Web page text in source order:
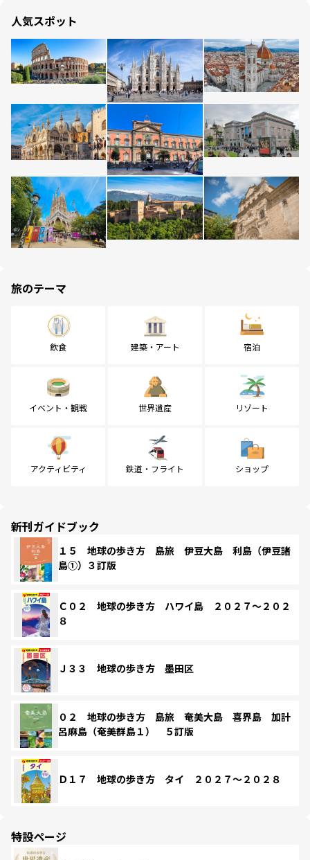
人気スポット
旅のテーマ
飲食 建築・アート 宿泊
イベント・観戦 世界遺産 リゾート
アクティビティ 鉄道・フライト ショップ
新刊ガイドブック
１５ 地球の歩き方 島旅 伊豆大島 利島（伊豆諸
島①）３訂版
Ｃ０２ 地球の歩き方 ハワイ島 ２０２７～２０２
８
Ｊ３３ 地球の歩き方 墨田区
０２ 地球の歩き方 島旅 奄美大島 喜界島 加計
呂麻島（奄美群島１） ５訂版
Ｄ１７ 地球の歩き方 タイ ２０２７～２０２８
特設ページ